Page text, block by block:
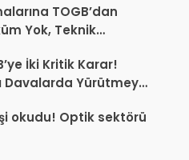
TOGB’dan
Yok, Teknik
İki Kritik Karar!
Davalarda Yürütmeyi
okudu! Optik sektörü